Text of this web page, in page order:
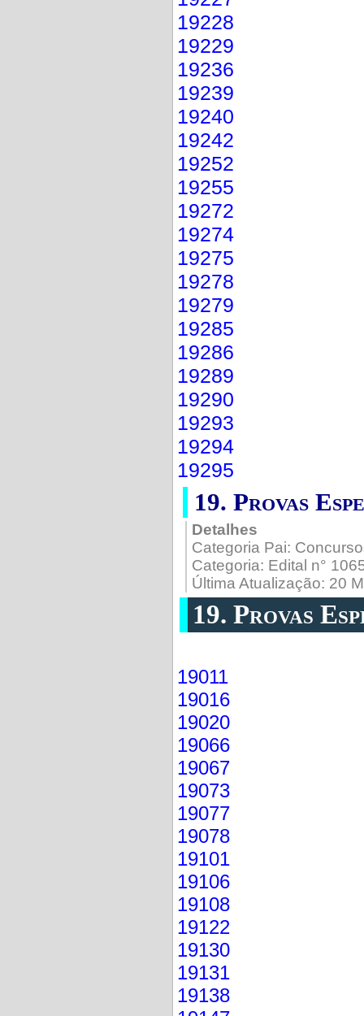
19228
19229
19236
19239
19240
19242
19252
19255
19272
19274
19275
19278
19279
19285
19286
19289
19290
19293
19294
19295
19. Provas
Detalhes
Categoria Pai:
Categoria: Edital n°
Última Atualização: 20
19. Provas
19011
19016
19020
19066
19067
19073
19077
19078
19101
19106
19108
19122
19130
19131
19138